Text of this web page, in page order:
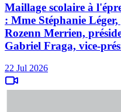
Maillage scolaire à
: Mme Stéphanie
Rozenn Merrien,
Gabriel Fraga, vice-
22 Jul 2026